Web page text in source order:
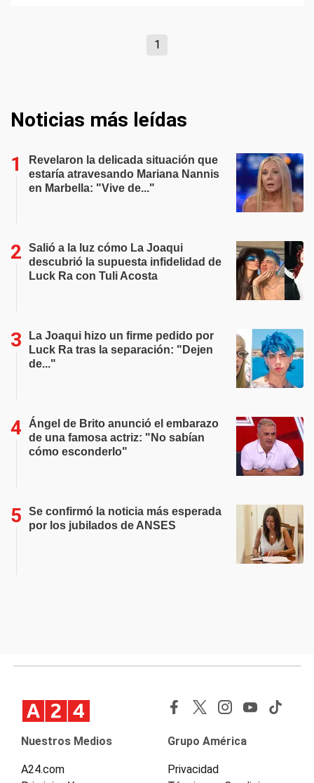
1
Noticias más leídas
Revelaron la delicada situación que
estaría atravesando Mariana Nannis
en Marbella: "Vive de..."
Salió a la luz cómo La Joaqui
descubrió la supuesta infidelidad de
Luck Ra con Tuli Acosta
La Joaqui hizo un firme pedido por
Luck Ra tras la separación: "Dejen
de..."
Ángel de Brito anunció el embarazo
de una famosa actriz: "No sabían
cómo esconderlo"
Se confirmó la noticia más esperada
por los jubilados de ANSES
Nuestros Medios
A24.com
Grupo América
Privacidad